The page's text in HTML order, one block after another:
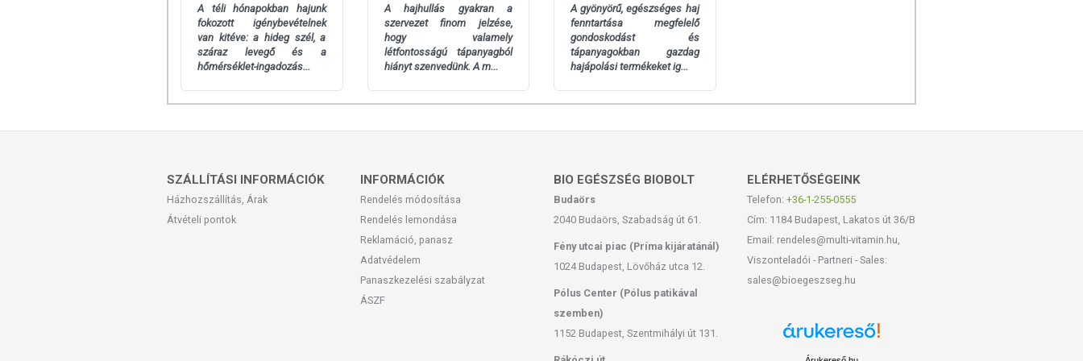
Az oldalunkon lévő adatokat folyamatosan frissítjük, törekszünk arra, hogy naprakészek legyenek.
Szeretnénk felhívni azonban a figyelmet, hogy ennek ellenére a webshopon szereplő adatok (beleértve a
termékfotókat, tápérték-, összetétel-, és allergén információkat is) csak tájékoztató jellegűek, a tényleges
értékek eltérhetnek az élelmiszerek természetéből adódóan. A friss, aktuális információkat a termékek
csomagolásán találják meg.
kezelés helyettesítésére alkalmas. Betegség esetén használatát beszélje meg kezelőorvosával! Kerülni
kiütés jelentkezik, függessze fel a használatát! Gyermekektől elzárva tartandó.
A téli hónapokban hajunk
fokozott igénybevételnek
van kitéve: a hideg szél, a
száraz levegő és a
hőmérséklet-ingadozás...
A hajhullás gyakran a
szervezet finom jelzése,
hogy valamely
létfontosságú tápanyagból
hiányt szenvedünk. A m...
A gyönyörű, egészséges haj
fenntartása megfelelő
gondoskodást és
tápanyagokban gazdag
hajápolási termékeket ig...
SZÁLLÍTÁSI INFORMÁCIÓK
Házhozszállítás, Árak
Átvételi pontok
INFORMÁCIÓK
Rendelés módosítása
Rendelés lemondása
Reklamáció, panasz
Adatvédelem
Panaszkezelési szabályzat
ÁSZF
BIO EGÉSZSÉG BIOBOLT
Budaörs
2040 Budaörs, Szabadság út 61.
Fény utcai piac (Príma kijáratánál)
1024 Budapest, Lövőház utca 12.
Pólus Center (Pólus patikával
szemben)
1152 Budapest, Szentmihályi út 131.
ELÉRHETŐSÉGEINK
Telefon: +36-1-255-0555
Cím: 1184 Budapest, Lakatos út 36/B
Email: rendeles@multi-vitamin.hu,
Viszonteladói - Partneri - Sales:
sales@bioegeszseg.hu